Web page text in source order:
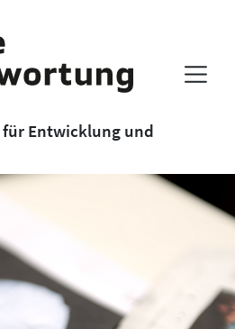
Entwicklung und